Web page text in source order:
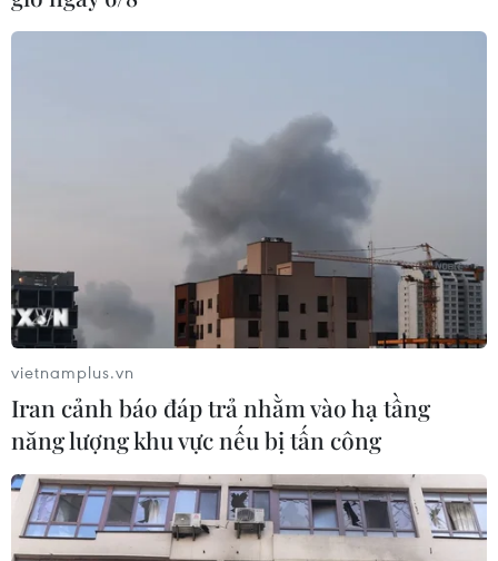
Sự sụp đổ của giá dầu sẽ không mang lại
lợi ích cho người dùng
23/04/2020 03:22
Giá dầu thô đã giảm do những tác động từ đại dịch
viêm đường hô hấp cấp COVID-19 gây ra đối với các
vietnamplus.vn
Iran cảnh báo đáp trả nhằm vào hạ tầng
năng lượng khu vực nếu bị tấn công